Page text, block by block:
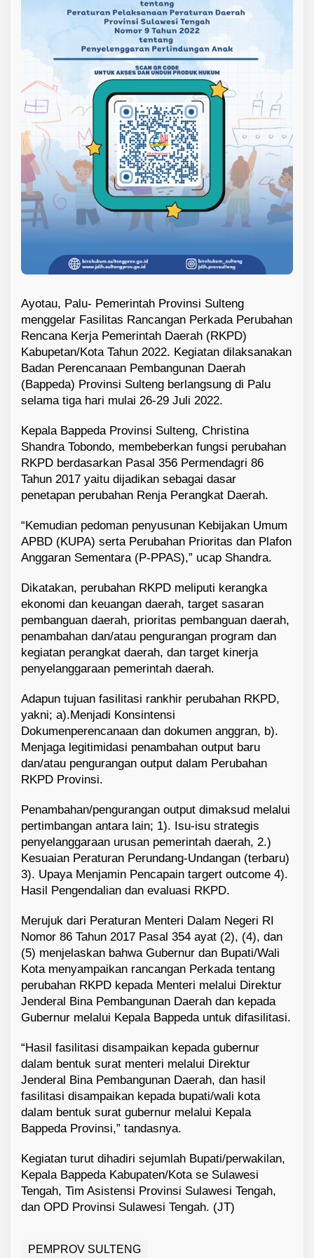
Ayotau, Palu- Pemerintah Provinsi Sulteng
menggelar Fasilitas Rancangan Perkada Perubahan
Rencana Kerja Pemerintah Daerah (RKPD)
Kabupetan/Kota Tahun 2022. Kegiatan dilaksanakan
Badan Perencanaan Pembangunan Daerah
(Bappeda) Provinsi Sulteng berlangsung di Palu
selama tiga hari mulai 26-29 Juli 2022.
Kepala Bappeda Provinsi Sulteng, Christina
Shandra Tobondo, membeberkan fungsi perubahan
RKPD berdasarkan Pasal 356 Permendagri 86
Tahun 2017 yaitu dijadikan sebagai dasar
penetapan perubahan Renja Perangkat Daerah.
“Kemudian pedoman penyusunan Kebijakan Umum
APBD (KUPA) serta Perubahan Prioritas dan Plafon
Anggaran Sementara (P-PPAS),” ucap Shandra.
Dikatakan, perubahan RKPD meliputi kerangka
ekonomi dan keuangan daerah, target sasaran
pembanguan daerah, prioritas pembanguan daerah,
penambahan dan/atau pengurangan program dan
kegiatan perangkat daerah, dan target kinerja
penyelanggaraan pemerintah daerah.
Adapun tujuan fasilitasi rankhir perubahan RKPD,
yakni; a).Menjadi Konsintensi
Dokumenperencanaan dan dokumen anggran, b).
Menjaga legitimidasi penambahan output baru
dan/atau pengurangan output dalam Perubahan
RKPD Provinsi.
Penambahan/pengurangan output dimaksud melalui
pertimbangan antara lain; 1). Isu-isu strategis
penyelanggaraan urusan pemerintah daerah, 2.)
Kesuaian Peraturan Perundang-Undangan (terbaru)
3). Upaya Menjamin Pencapain targert outcome 4).
Hasil Pengendalian dan evaluasi RKPD.
Merujuk dari Peraturan Menteri Dalam Negeri RI
Nomor 86 Tahun 2017 Pasal 354 ayat (2), (4), dan
(5) menjelaskan bahwa Gubernur dan Bupati/Wali
Kota menyampaikan rancangan Perkada tentang
perubahan RKPD kepada Menteri melalui Direktur
Jenderal Bina Pembangunan Daerah dan kepada
Gubernur melalui Kepala Bappeda untuk difasilitasi.
“Hasil fasilitasi disampaikan kepada gubernur
dalam bentuk surat menteri melalui Direktur
Jenderal Bina Pembangunan Daerah, dan hasil
fasilitasi disampaikan kepada bupati/wali kota
dalam bentuk surat gubernur melalui Kepala
Bappeda Provinsi,” tandasnya.
Kegiatan turut dihadiri sejumlah Bupati/perwakilan,
Kepala Bappeda Kabupaten/Kota se Sulawesi
Tengah, Tim Asistensi Provinsi Sulawesi Tengah,
dan OPD Provinsi Sulawesi Tengah. (JT)
PEMPROV SULTENG